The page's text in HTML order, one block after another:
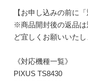
【お申し込みの前に
※商品開封後の返品は
ど宜しくお願いいたし
《対応機種一覧》
PIXUS TS8430